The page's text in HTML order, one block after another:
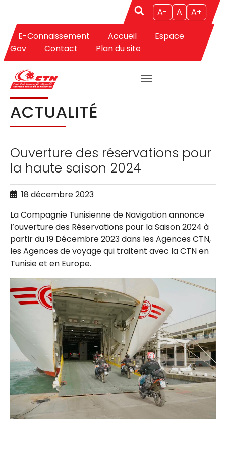
Aller au contenu principal
A- A A+
E-Connaissement Accueil
Espace
Gov
Contact Plan du site
Vous êtes ici:
CTN Actualités Actualité
ACTUALITÉ
Ouverture des réservations pour
la haute saison 2024
18 décembre 2023
La Compagnie Tunisienne de Navigation annonce
l’ouverture des Réservations pour la Saison 2024 à
partir du 19 Décembre 2023 dans les Agences CTN,
les Agences de voyage qui traitent avec la CTN en
Tunisie et en Europe.